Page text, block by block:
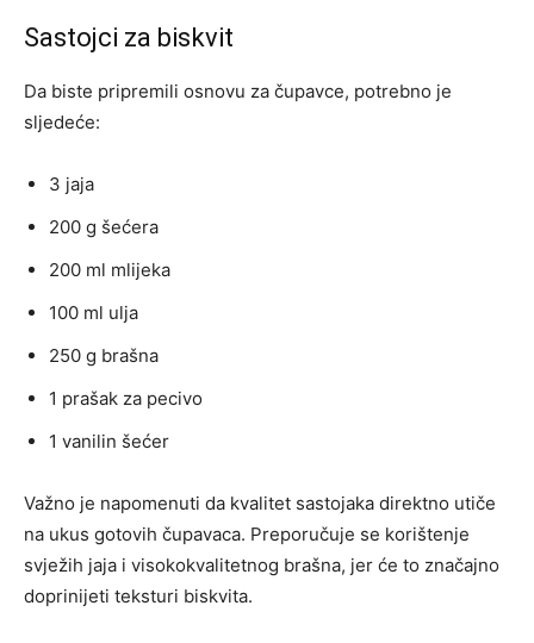
Sastojci za biskvit
Da biste pripremili osnovu za čupavce, potrebno je
sljedeće:
3 jaja
200 g šećera
200 ml mlijeka
100 ml ulja
250 g brašna
1 prašak za pecivo
1 vanilin šećer
Važno je napomenuti da kvalitet sastojaka direktno utiče
na ukus gotovih čupavaca. Preporučuje se korištenje
svježih jaja i visokokvalitetnog brašna, jer će to značajno
doprinijeti teksturi biskvita.